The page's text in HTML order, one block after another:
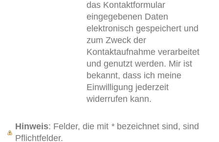
das Kontaktformular
eingegebenen Daten
elektronisch gespeichert und
zum Zweck der
Kontaktaufnahme verarbeitet
und genutzt werden. Mir ist
bekannt, dass ich meine
Einwilligung jederzeit
widerrufen kann.
Hinweis : Felder, die mit *bezeichnet sind, sind
Pflichtfelder.